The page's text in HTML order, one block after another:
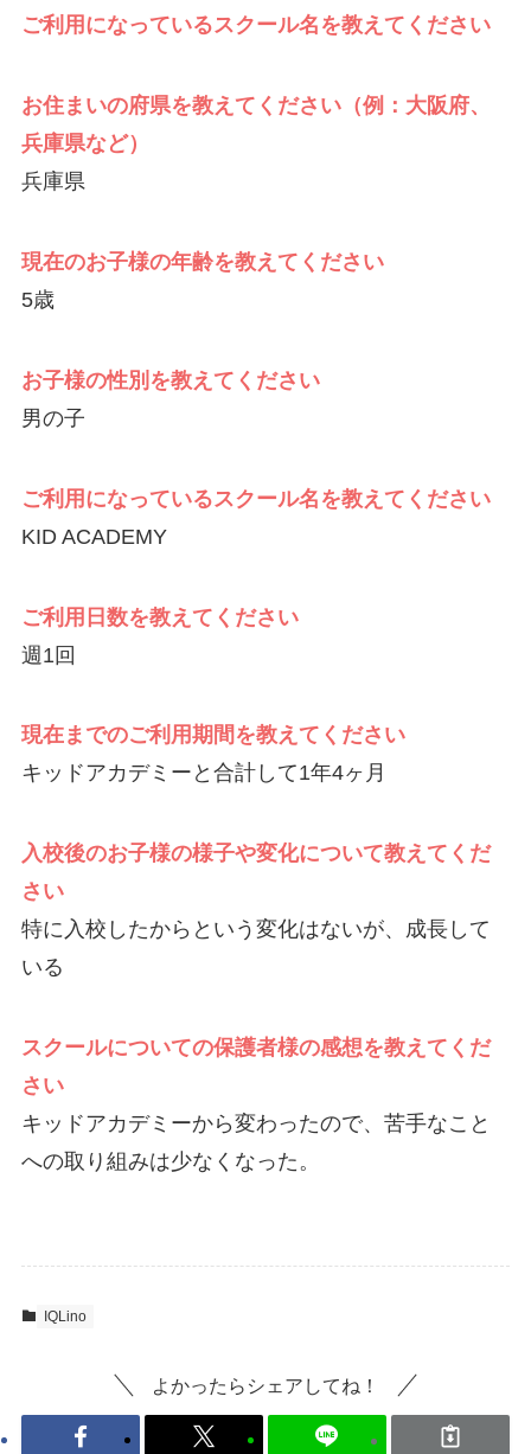
ご利用になっているスクール名を教えてください
お住まいの府県を教えてください（例：大阪府、
兵庫県など）
兵庫県
現在のお子様の年齢を教えてください
5歳
お子様の性別を教えてください
男の子
ご利用になっているスクール名を教えてください
KID ACADEMY
ご利用日数を教えてください
週1回
現在までのご利用期間を教えてください
キッドアカデミーと合計して1年4ヶ月
入校後のお子様の様子や変化について教えてくだ
さい
特に入校したからという変化はないが、成長して
いる
スクールについての保護者様の感想を教えてくだ
さい
キッドアカデミーから変わったので、苦手なこと
への取り組みは少なくなった。
IQLino
よかったらシェアしてね！